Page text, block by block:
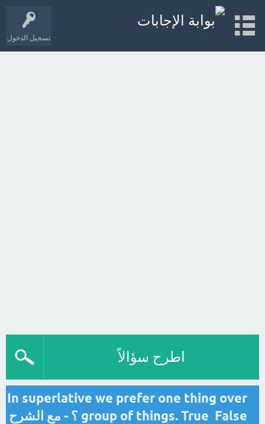
تسجيل الدخول
اطرح سؤالاً
In superlative we prefer one thing over
group of things. True False ؟ - مع الشرح